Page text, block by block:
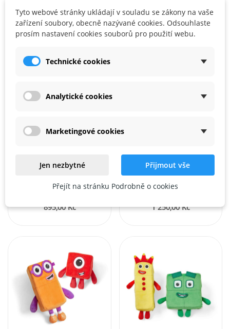
Learning Resources STEM Explorers™...
628,00 Kč
Learning Resources STEM Explorers™ Domino Dash...
753,00 Kč
MathLink® Cubes Numberblocks 1-10 Activity Set
895,00 Kč
LEARNING RESOURCES
1 250,00 Kč
Tyto webové stránky ukládají v souladu se zákony na vaše
zařízení soubory, obecně nazývané cookies. Odsouhlaste
prosím nastavení cookies souborů pro použití webu.
Technické cookies
Analytické cookies
Marketingové cookies
Jen nezbytné Přijmout vše
Přejít na stránku Podrobně o cookies